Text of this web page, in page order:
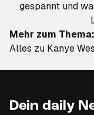
gespannt und
Mehr zum Thema:
Alles zu Kanye
Dein daily